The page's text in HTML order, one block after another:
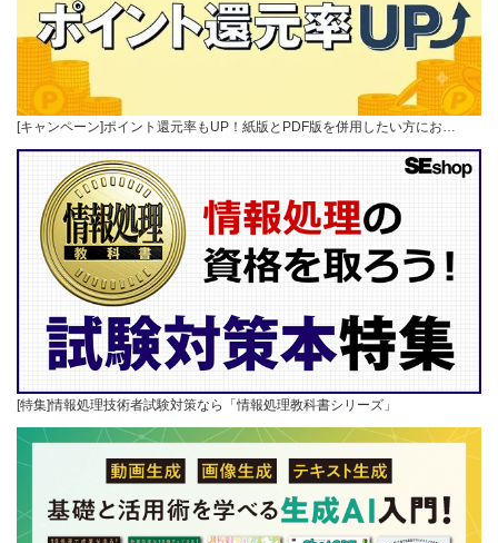
[キャンペーン]ポイント還元率もUP！紙版とPDF版を併用したい方にお…
[特集]情報処理技術者試験対策なら「情報処理教科書シリーズ」